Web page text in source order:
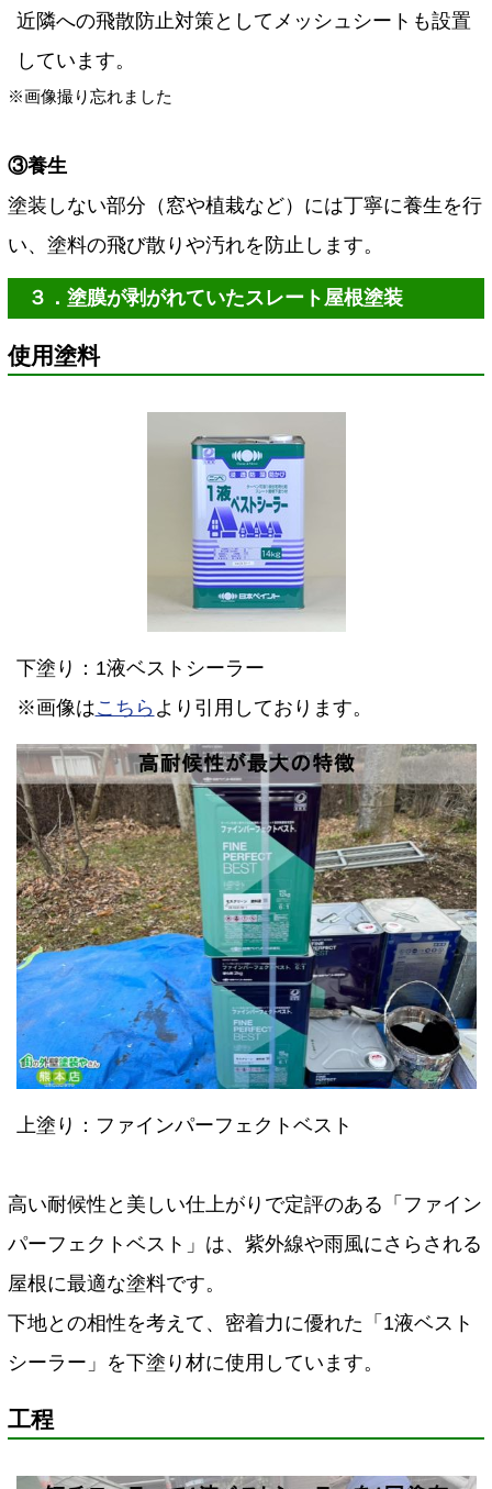
近隣への飛散防止対策としてメッシュシートも設置
しています。
※画像撮り忘れました
③養生
塗装しない部分（窓や植栽など）には丁寧に養生を行
い、塗料の飛び散りや汚れを防止します。
３．塗膜が剥がれていたスレート屋根塗装
使用塗料
下塗り：1液ベストシーラー
※画像はこちら より引用しております。
上塗り：ファインパーフェクトベスト
高い耐候性と美しい仕上がりで定評のある「ファイン
パーフェクトベスト」は、紫外線や雨風にさらされる
屋根に最適な塗料です。
下地との相性を考えて、密着力に優れた「1液ベスト
シーラー」を下塗り材に使用しています。
工程